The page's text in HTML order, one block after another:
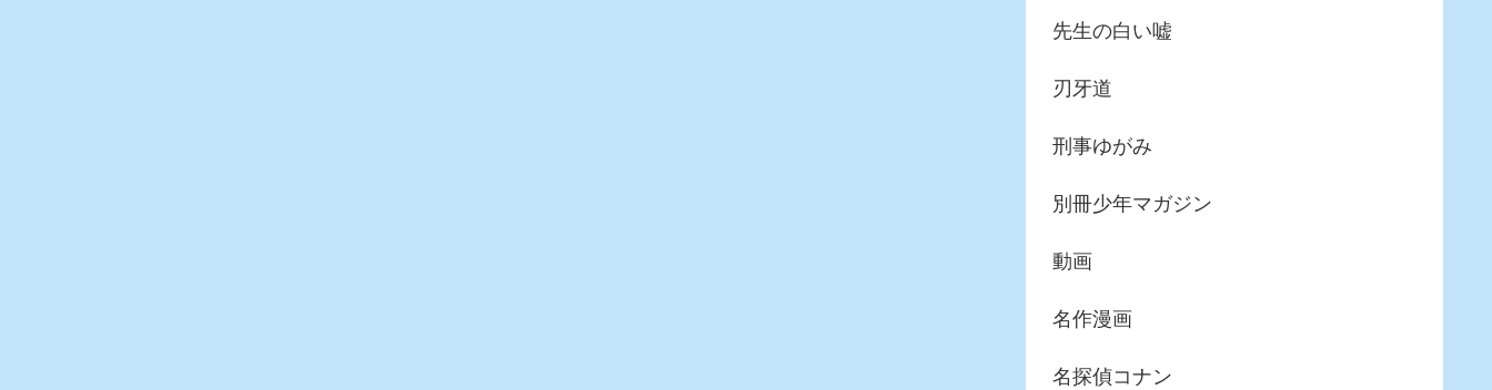
先生の白い嘘
刃牙道
刑事ゆがみ
別冊少年マガジン
動画
名作漫画
名探偵コナン